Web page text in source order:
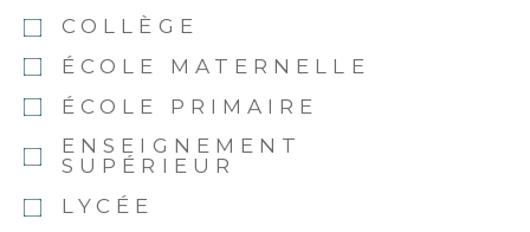
COLLÈGE
ÉCOLE MATERNELLE
ÉCOLE PRIMAIRE
ENSEIGNEMENT
SUPÉRIEUR
LYCÉE